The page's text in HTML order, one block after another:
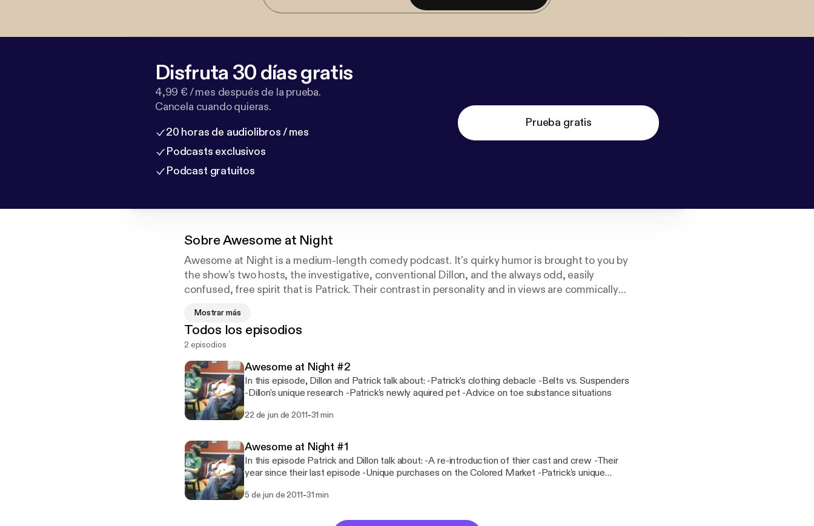
Disfruta 30 días gratis
4,99 € / mes después de la prueba.
Cancela cuando quieras.
20 horas de audiolibros / mes
Podcasts exclusivos
Podcast gratuitos
Prueba gratis
SobreAwesome at Night
Awesome at Night is a medium-length comedy podcast. It's quirky humor is brought to you by
the show's two hosts, the investigative, conventional Dillon, and the always odd, easily
confused, free spirit that is Patrick. Their contrast in personality and in views are commically
Mostrar más
Todos los episodios
2 episodios
Awesome at Night #2
In this episode, Dillon and Patrick talk about: -Patrick's clothing debacle -Belts vs. Suspenders
-Dillon's unique research -Patrick's newly aquired pet -Advice on toe substance situations
22 de jun de 2011-31 min
Awesome at Night #1
In this episode Patrick and Dillon talk about: -A re-introduction of thier cast and crew -Their
year since their last episode -Unique purchases on the Colored Market -Patrick's unique
5 de jun de 2011-31 min